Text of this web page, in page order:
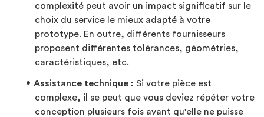
complexité peut avoir un impact significatif sur le
choix du service le mieux adapté à votre
prototype. En outre, différents fournisseurs
proposent différentes tolérances, géométries,
caractéristiques, etc.
Assistance technique : Si votre pièce est
complexe, il se peut que vous deviez répéter votre
conception plusieurs fois avant qu'elle ne puisse